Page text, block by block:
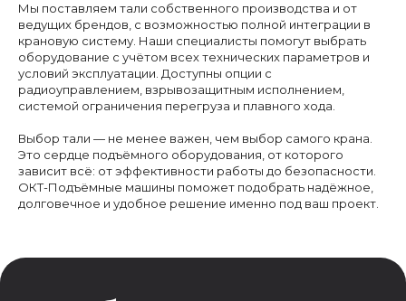
Мы поставляем тали собственного производства и от
ведущих брендов, с возможностью полной интеграции в
крановую систему. Наши специалисты помогут выбрать
оборудование с учётом всех технических параметров и
условий эксплуатации. Доступны опции с
радиоуправлением, взрывозащитным исполнением,
системой ограничения перегруза и плавного хода.
Выбор тали — не менее важен, чем выбор самого крана.
Это сердце подъёмного оборудования, от которого
зависит всё: от эффективности работы до безопасности.
ОКТ-Подъёмные машины поможет подобрать надёжное,
долговечное и удобное решение именно под ваш проект.
ОТПРАВИТЬ
Возникли вопросы или
предложения?
Мы рады и всегда на связи! Пишите на